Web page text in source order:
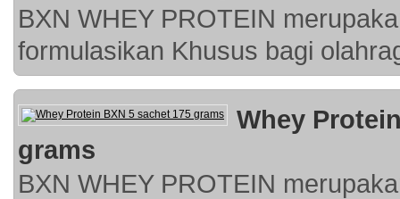
BXN WHEY PROTEIN
formulasikan Khusus bagi
Whey
grams
BXN WHEY PROTEIN